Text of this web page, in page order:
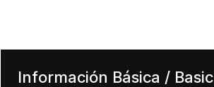
Información Básica / Basic